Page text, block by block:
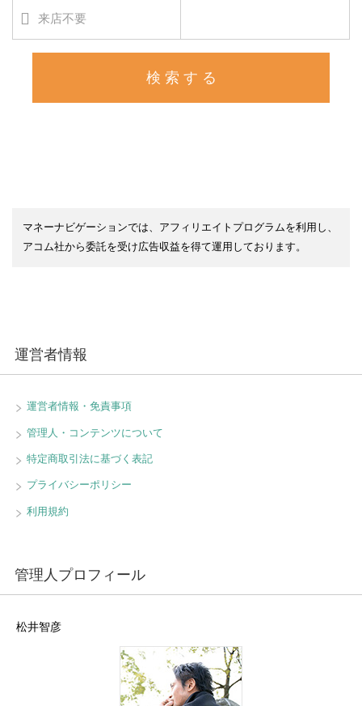
来店不要
マネーナビゲーションでは、アフィリエイトプログラムを利用し、
アコム社から委託を受け広告収益を得て運用しております。
運営者情報
運営者情報・免責事項
管理人・コンテンツについて
特定商取引法に基づく表記
プライバシーポリシー
利用規約
管理人プロフィール
松井智彦